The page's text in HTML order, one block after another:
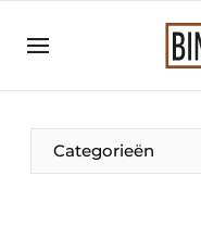
Aanmelden
Bedrijven
Binnenwerk |
Categorieën